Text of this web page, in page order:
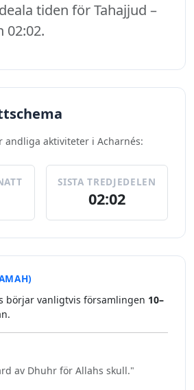
tiden för Tahajjud –
02:02.
andliga aktiviteter i Acharnés:
SISTA TREDJEDELEN
02:02
börjar vanligtvis församlingen 10–
av Dhuhr för Allahs skull."